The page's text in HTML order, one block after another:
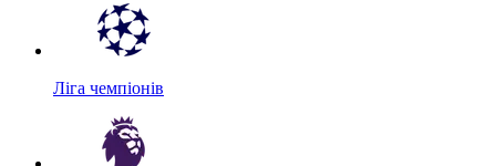
Ліга чемпіонів